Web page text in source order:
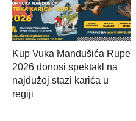
Kup Vuka Mandušića Rupe
2026 donosi spektakl na
najdužoj stazi karića u
regiji